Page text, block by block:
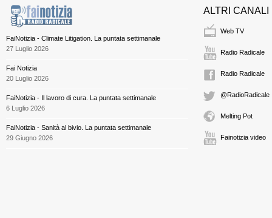
FaiNotizia - Climate Litigation. La puntata settimanale
27 Luglio 2026
Fai Notizia
20 Luglio 2026
FaiNotizia - Il lavoro di cura. La puntata settimanale
6 Luglio 2026
FaiNotizia - Sanità al bivio. La puntata settimanale
29 Giugno 2026
ALTRI CANALI
Web TV
Radio Radicale
Radio Radicale
@RadioRadicale
Melting Pot
Fainotizia video